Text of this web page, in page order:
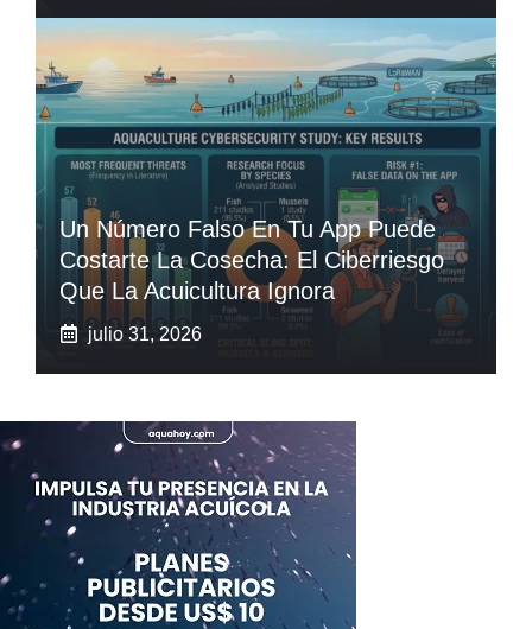
Un Número Falso En Tu App Puede
Costarte La Cosecha: El Ciberriesgo
Que La Acuicultura Ignora
julio 31, 2026